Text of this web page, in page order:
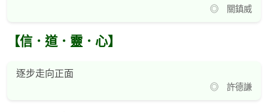
◎ 關鎮威
【信．道．靈．心】
逐步走向正面
◎ 許德謙